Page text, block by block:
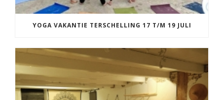
YOGA VAKANTIE TERSCHELLING 17 T/M 19 JULI